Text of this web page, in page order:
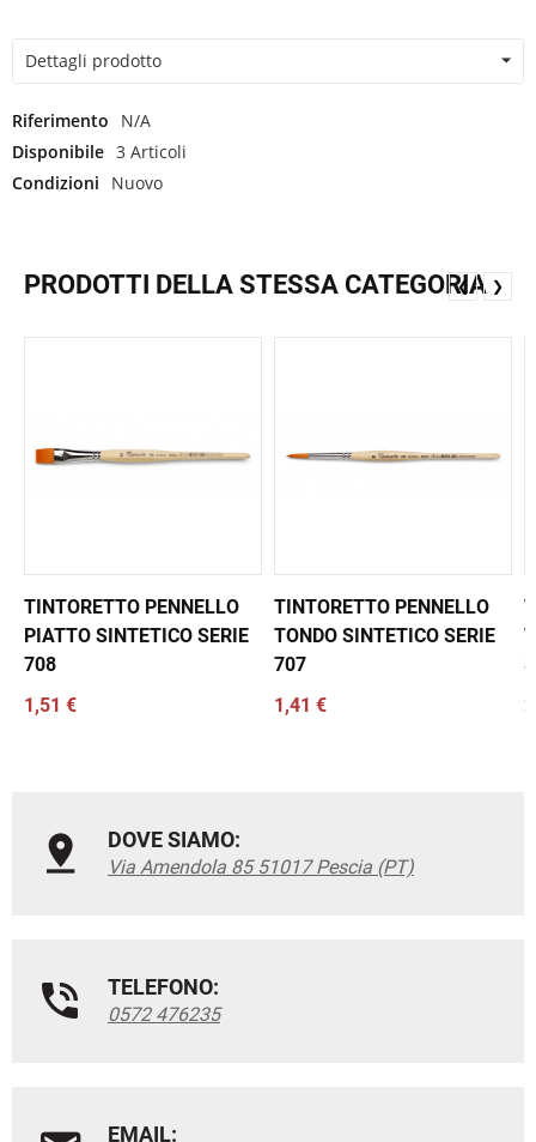
Dettagli prodotto
Riferimento
N/A
Disponibile 3 Articoli
Condizioni
Nuovo
PRODOTTI DELLA STESSA CATEGORIA
TINTORETTO PENNELLO
PIATTO SINTETICO SERIE
708
1,51 €
TINTORETTO PENNELLO
TONDO SINTETICO SERIE
707
1,41 €
❮ ❯
DOVE SIAMO:
Via Amendola 85 51017 Pescia (PT)
TELEFONO:
0572 476235
EMAIL: